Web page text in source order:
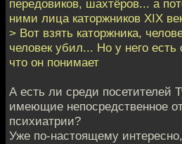
передовиков, шахтёров... а
ними лица каторжников XIX
> Вот взять каторжника,
человек убил... Но у него
что он понимает
А есть ли среди посетителей
имеющие непосредственное
психиатрии?
Уже по-настоящему